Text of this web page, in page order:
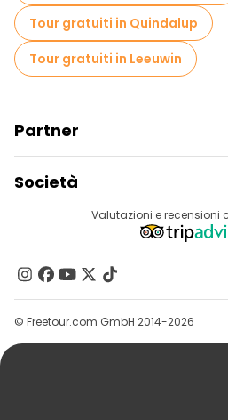
Tour gratuiti in Quindalup
Tour gratuiti in Leeuwin
Partner
Accesso Del Fornitore
Programma Di Affiliazione
Società
Destinazioni
Contattaci
Gruppi
Aiuto
Valutazioni e recensioni
© Freetour.com GmbH 2014-2026